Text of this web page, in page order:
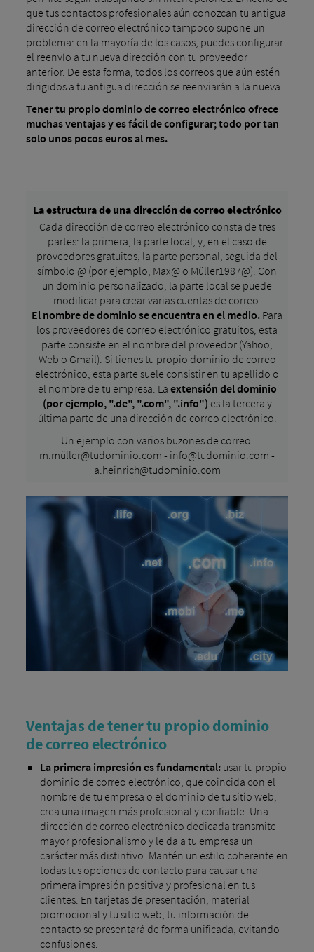
que tus contactos profesionales aún conozcan tu antigua
dirección de correo electrónico tampoco supone un
problema: en la mayoría de los casos, puedes configurar
el reenvío a tu nueva dirección con tu proveedor
anterior. De esta forma, todos los correos que aún estén
dirigidos a tu antigua dirección se reenviarán a la nueva.
Tener tu propio dominio de correo electrónico ofrece
muchas ventajas y es fácil de configurar; todo por tan
solo unos pocos euros al mes.
La estructura de una dirección de correo electrónico
Cada dirección de correo electrónico consta de tres
partes: la primera, la parte local, y, en el caso de
proveedores gratuitos, la parte personal, seguida del
símbolo @ (por ejemplo, Max@ o Müller1987@). Con
un dominio personalizado, la parte local se puede
modificar para crear varias cuentas de correo.
El nombre de dominio se encuentra en el medio. Para
los proveedores de correo electrónico gratuitos, esta
parte consiste en el nombre del proveedor (Yahoo,
Web o Gmail). Si tienes tu propio dominio de correo
electrónico, esta parte suele consistir en tu apellido o
el nombre de tu empresa. La extensión del dominio
(por ejemplo, ".de", ".com", ".info") es la tercera y
última parte de una dirección de correo electrónico.
Un ejemplo con varios buzones de correo:
m.müller@tudominio.com - info@tudominio.com -
a.heinrich@tudominio.com
Ventajas de tener tu propio dominio
de correo electrónico
La primera impresión es fundamental:usar tu propio
dominio de correo electrónico, que coincida con el
nombre de tu empresa o el dominio de tu sitio web,
crea una imagen más profesional y confiable. Una
dirección de correo electrónico dedicada transmite
mayor profesionalismo y le da a tu empresa un
carácter más distintivo. Mantén un estilo coherente en
todas tus opciones de contacto para causar una
primera impresión positiva y profesional en tus
clientes. En tarjetas de presentación, material
promocional y tu sitio web, tu información de
contacto se presentará de forma unificada, evitando
confusiones.